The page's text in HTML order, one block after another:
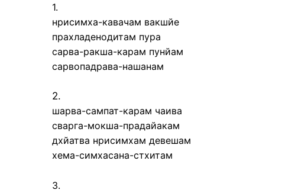
1.
нрисимха-кавачам вакшйе
прахладенодитам пура
сарва-ракша-карам пунйам
сарвопадрава-нашанам
2.
шарва-сампат-карам чаива
сварга-мокша-прадайакам
дхйатва нрисимхам девешам
хема-симхасана-стхитам
3.